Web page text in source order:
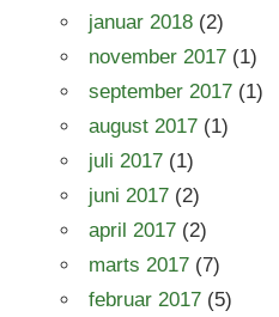
januar 2018 (2)
november 2017 (1)
september 2017 (1)
august 2017 (1)
juli 2017 (1)
juni 2017 (2)
april 2017 (2)
marts 2017 (7)
februar 2017 (5)